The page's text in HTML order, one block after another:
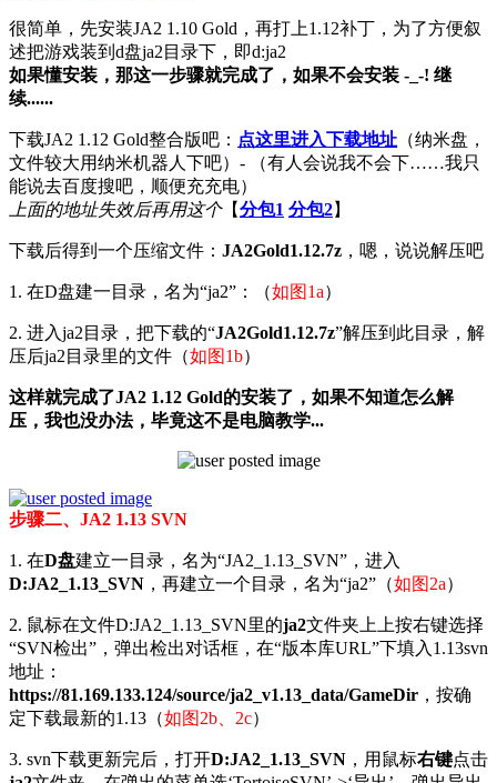
很简单，先安装JA2 1.10 Gold，再打上1.12补丁，为了方便叙
述把游戏装到d盘ja2目录下，即d:ja2
如果懂安装，那这一步骤就完成了，如果不会安装 -_-! 继
续......
下载JA2 1.12 Gold整合版吧： 点这里进入下载地址 （纳米盘，
文件较大用纳米机器人下吧）- （有人会说我不会下……我只
能说去百度搜吧，顺便充充电）
上面的地址失效后再用这个【分包1 分包2】
下载后得到一个压缩文件： JA2Gold1.12.7z ，嗯，说说解压吧
1. 在D盘建一目录，名为“ja2”：（如图1a）
2. 进入ja2目录，把下载的“JA2Gold1.12.7z”解压到此目录，解
压后ja2目录里的文件（如图1b）
这样就完成了JA2 1.12 Gold的安装了，如果不知道怎么解
压，我也没办法，毕竟这不是电脑教学...
步骤二、JA2 1.13 SVN
1. 在D盘建立一目录，名为“JA2_1.13_SVN”，进入
D:JA2_1.13_SVN ，再建立一个目录，名为“ja2”（如图2a）
2. 鼠标在文件D:JA2_1.13_SVN里的ja2文件夹上上按右键选择
“SVN检出”，弹出检出对话框，在“版本库URL”下填入1.13svn
地址：
https://81.169.133.124/source/ja2_v1.13_data/GameDir ，按确
定下载最新的1.13（如图2b、2c）
3. svn下载更新完后，打开D:JA2_1.13_SVN ，用鼠标右键点击